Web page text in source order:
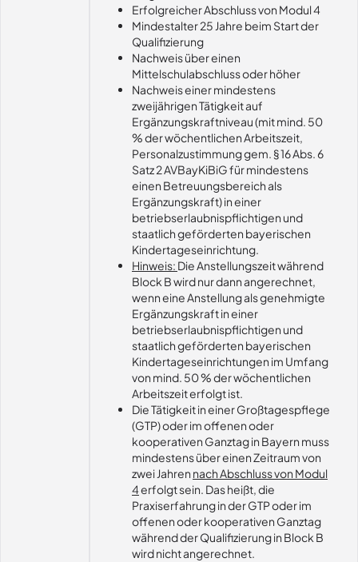
Erfolgreicher Abschluss von Modul 4
Mindestalter 25 Jahre beim Start der
Qualifizierung
Nachweis über einen
Mittelschulabschluss oder höher
Nachweis einer mindestens
zweijährigen Tätigkeit auf
Ergänzungskraftniveau (mit mind. 50
% der wöchentlichen Arbeitszeit,
Personalzustimmung gem. § 16 Abs. 6
Satz 2 AVBayKiBiG für mindestens
einen Betreuungsbereich als
Ergänzungskraft) in einer
betriebserlaubnispflichtigen und
staatlich geförderten bayerischen
Kindertageseinrichtung.
Hinweis: Die Anstellungszeit während
Block B wird nur dann angerechnet,
wenn eine Anstellung als genehmigte
Ergänzungskraft in einer
betriebserlaubnispflichtigen und
staatlich geförderten bayerischen
Kindertageseinrichtungen im Umfang
von mind. 50 % der wöchentlichen
Arbeitszeit erfolgt ist.
Die Tätigkeit in einer Großtagespflege
(GTP) oder im offenen oder
kooperativen Ganztag in Bayern muss
mindestens über einen Zeitraum von
zwei Jahren nach Abschluss von Modul
4erfolgt sein. Das heißt, die
Praxiserfahrung in der GTP oder im
offenen oder kooperativen Ganztag
während der Qualifizierung in Block B
wird nicht angerechnet.